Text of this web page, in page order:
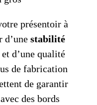
présentoir à
d’une stabilité
et d’une qualité
de fabrication
de garantir
des bords